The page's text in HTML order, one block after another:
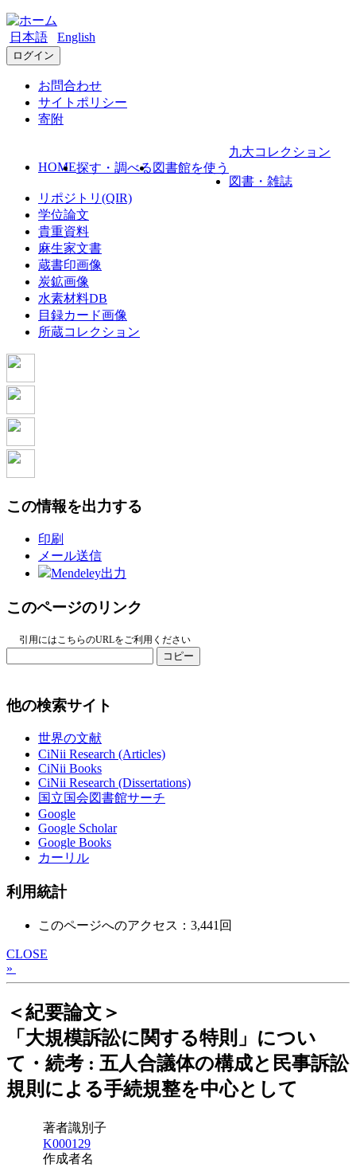
日本語 English
ログイン
お問合わせ
サイトポリシー
寄附
HOME探す・調べる 図書館を使う
九大コレクション
図書・雑誌
リポジトリ(QIR)
学位論文
貴重資料
麻生家文書
蔵書印画像
炭鉱画像
水素材料DB
目録カード画像
所蔵コレクション
この情報を出力する
印刷
メール送信
Mendeley出力
このページのリンク
引用にはこちらのURLをご利用ください
コピー
他の検索サイト
世界の文献
CiNii Research (Articles)
CiNii Books
CiNii Research (Dissertations)
国立国会図書館サーチ
Google
Google Scholar
Google Books
カーリル
利用統計
このページへのアクセス：3,441回
CLOSE
»
＜紀要論文＞
「大規模訴訟に関する特則」につい
て・続考 : 五人合議体の構成と民事訴訟
規則による手続規整を中心として
著者識別子
K000129
作成者名